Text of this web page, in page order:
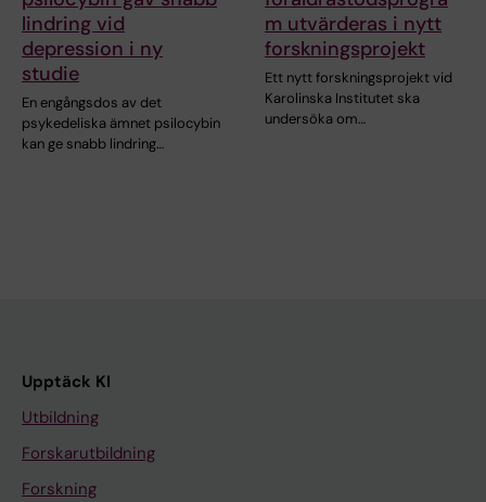
lindring vid
depression i ny
studie
En engångsdos av det
psykedeliska ämnet psilocybin
kan ge snabb lindring…
m utvärderas i nytt
forskningsprojekt
Ett nytt forskningsprojekt vid
Karolinska Institutet ska
undersöka om…
Upptäck KI
Utbildning
Forskarutbildning
Forskning